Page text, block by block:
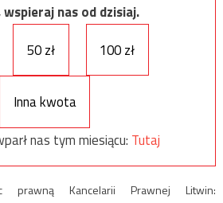
nas od dzisiaj.
50 zł 100 zł
Inna kwota
nas tym miesiącu: Tutaj
prawną Kancelarii Prawnej Litwin: